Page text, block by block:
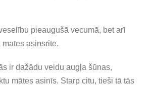
pieaugušā vecumā, bet arī
asinsritē.
ir dažādu veidu augļa šūnas,
mātes asinīs. Starp citu, tieši tā tās